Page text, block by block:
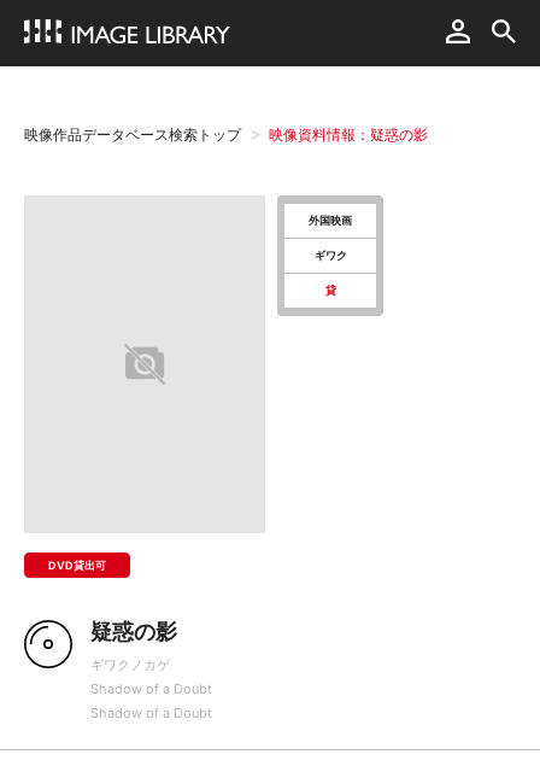
映像作品データベース検索トップ 映像資料情報：疑惑の影
DVD貸出可
外国映画
ギワク
貸
疑惑の影
ギワクノカゲ
Shadow of a Doubt
Shadow of a Doubt